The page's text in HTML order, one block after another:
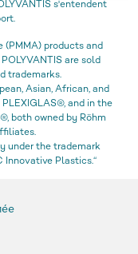
s'entendent
products and
are sold
trademarks.
Asian, African, and
and in the
both owned by Röhm
under the trademark
Innovative Plastics.“